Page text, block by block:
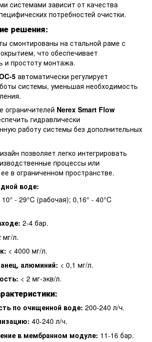
системами зависит от качества
потребностей очистки.
решения:
смонтированы на стальной раме с
что обеспечивает
и простоту монтажа.
5 автоматически регулирует
системы, уменьшая необходимость
ограничителей Nerex Smart Flow
гидравлически
работу системы без дополнительных
позволяет легко интегрировать
процессы или
в ограниченном пространстве.
воде:
10° - 29°C (рабочая); 0,16° - 40°C
2-4 бар.
мг/л.
< 4000 мг/л.
алюминий: < 0,1 мг/л.
< 2 мг-экв/л.
по очищенной воде: 200-240 л/ч.
40-240 л/ч.
в мембранном модуле: 11-16 бар.